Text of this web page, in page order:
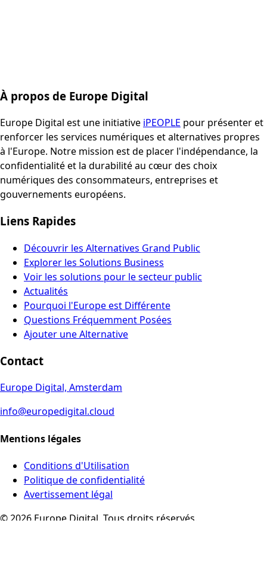
À propos de Europe Digital
Europe Digital est une initiative iPEOPLE pour présenter et
renforcer les services numériques et alternatives propres
à l'Europe. Notre mission est de placer l'indépendance, la
confidentialité et la durabilité au cœur des choix
numériques des consommateurs, entreprises et
gouvernements européens.
Liens Rapides
Découvrir les Alternatives Grand Public
Explorer les Solutions Business
Voir les solutions pour le secteur public
Actualités
Pourquoi l'Europe est Différente
Questions Fréquemment Posées
Ajouter une Alternative
Contact
Europe Digital, Amsterdam
info@europedigital.cloud
Mentions légales
Conditions d'Utilisation
Politique de confidentialité
Avertissement légal
© 2026 Europe Digital. Tous droits réservés.